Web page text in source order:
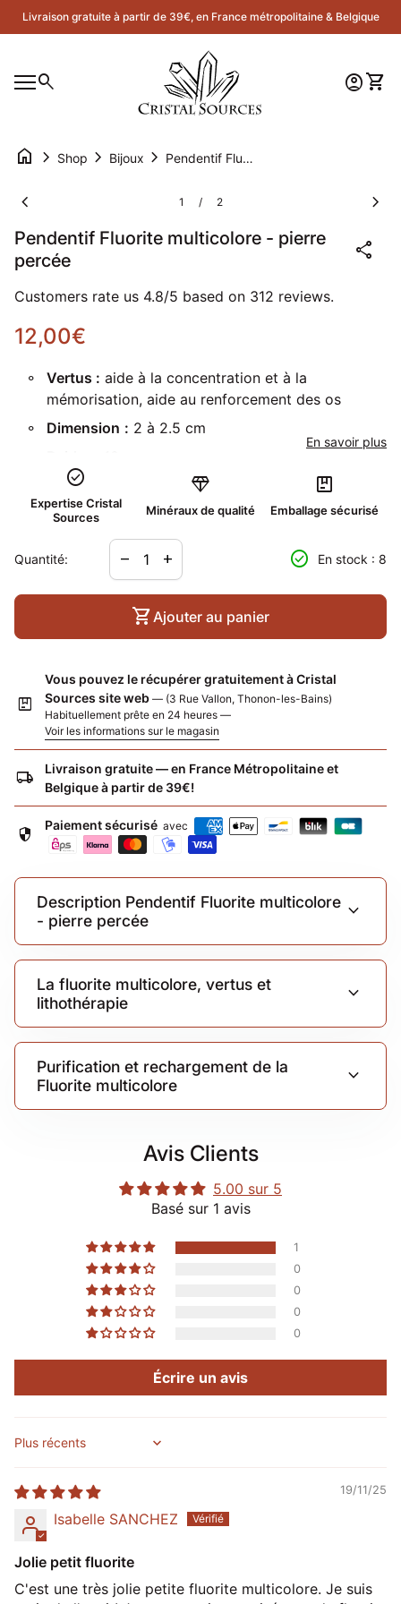
Skip to content
Livraison gratuite à partir de 39€, en France métropolitaine & Belgique
Navigation mobile
search
Accueil
Compte
account_circle Voir
shopping_cart
home chevron_right Shop chevron_right Bijoux chevron_right Pendentif Fluorite multicolore - pierre percée
chevron_left 1 / 2 chevron_right
Pendentif Fluorite multicolore - pierre
percée
share
Customers rate us 4.8/5 based on 312 reviews.
Prix normal
12,00€
Vertus : aide à la concentration et à la
mémorisation, aide au renforcement des os
Dimension : 2 à 2.5 cm
Localité :
En savoir plus
check_circle
Expertise Cristal
Sources
diamond
Minéraux de qualité
package
Emballage sécurisé
Quantité:
Diminuer la quantité pour
remove
Augmenter la quantité pour
add check_circle En stock : 8
shopping_cart Ajouter au panier
package
Vous pouvez le récupérer gratuitement à Cristal
Sources site web — (3 Rue Vallon, Thonon-les-Bains)
Habituellement prête en 24 heures —
Voir les informations sur le magasin
local_shipping
Livraison gratuite — en France Métropolitaine et
Belgique à partir de 39€!
security Paiement sécurisé avec
Description Pendentif Fluorite multicolore
- pierre percée
expand_more
La fluorite multicolore, vertus et
lithothérapie
expand_more
Purification et rechargement de la
Fluorite multicolore
expand_more
Avis Clients
5.00 sur 5
Basé sur 1 avis
1
0
0
0
0
Écrire un avis
Sort by
19/11/25
Isabelle SANCHEZ
Jolie petit fluorite
C'est une très jolie petite fluorite multicolore. Je suis